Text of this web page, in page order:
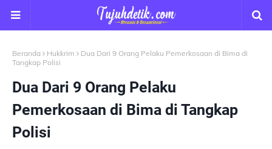
Beranda Hukkrim
Dua Dari 9 Orang Pelaku Pemerkosaan di Bima di
Tangkap Polisi
Dua Dari 9 Orang Pelaku
Pemerkosaan di Bima di Tangkap
Polisi